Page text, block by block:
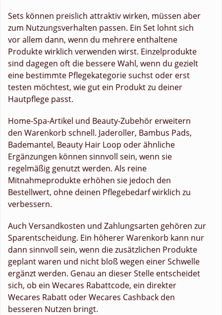
Sets können preislich attraktiv wirken, müssen aber
zum Nutzungsverhalten passen. Ein Set lohnt sich
vor allem dann, wenn du mehrere enthaltene
Produkte wirklich verwenden wirst. Einzelprodukte
sind dagegen oft die bessere Wahl, wenn du gezielt
eine bestimmte Pflegekategorie suchst oder erst
testen möchtest, wie gut ein Produkt zu deiner
Hautpflege passt.
Home-Spa-Artikel und Beauty-Zubehör erweitern
den Warenkorb schnell. Jaderoller, Bambus Pads,
Bademantel, Beauty Hair Loop oder ähnliche
Ergänzungen können sinnvoll sein, wenn sie
regelmäßig genutzt werden. Als reine
Mitnahmeprodukte erhöhen sie jedoch den
Bestellwert, ohne deinen Pflegebedarf wirklich zu
verbessern.
Auch Versandkosten und Zahlungsarten gehören zur
Sparentscheidung. Ein höherer Warenkorb kann nur
dann sinnvoll sein, wenn die zusätzlichen Produkte
geplant waren und nicht bloß wegen einer Schwelle
ergänzt werden. Genau an dieser Stelle entscheidet
sich, ob ein Wecares Rabattcode, ein direkter
Wecares Rabatt oder Wecares Cashback den
besseren Nutzen bringt.